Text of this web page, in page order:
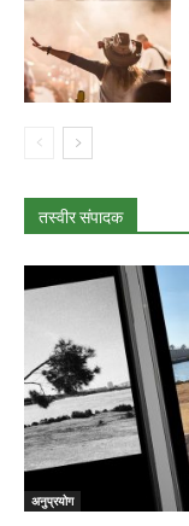
तस्वीर संपादक
अनुप्रयोग